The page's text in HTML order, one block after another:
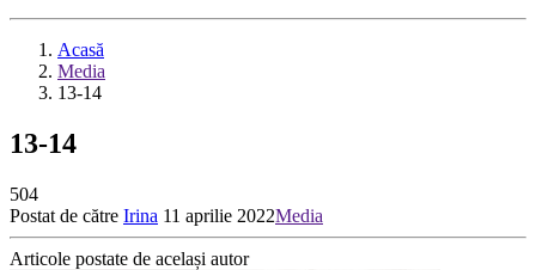
Acasă
Media
13-14
13-14
504
Postat de către Irina 11 aprilie 2022Media
Articole postate de același autor